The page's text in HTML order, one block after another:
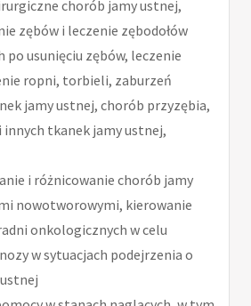
chorób jamy ustnej,
zębów i leczenie zębodołów
po usunięciu zębów, leczenie
ropni, torbieli, zaburzeń
jamy ustnej, chorób przyzębia,
innych tkanek jamy ustnej,
i różnicowanie chorób jamy
nowotworowymi, kierowanie
onkologicznych w celu
w sytuacjach podejrzenia o